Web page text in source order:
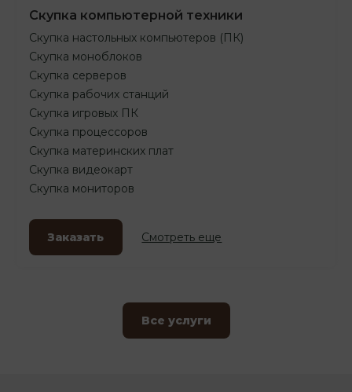
Скупка компьютерной техники
Скупка настольных компьютеров (ПК)
Скупка моноблоков
Скупка серверов
Скупка рабочих станций
Скупка игровых ПК
Скупка процессоров
Скупка материнских плат
Скупка видеокарт
Скупка мониторов
Заказать Смотреть еще
Все услуги